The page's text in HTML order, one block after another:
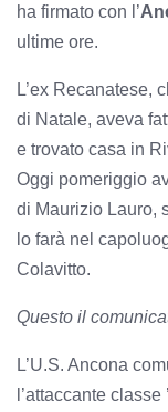
ha firmato con l’
ultime ore.
L’ex Recanatese,
di Natale, aveva
e trovato casa in
Oggi pomeriggio
di Maurizio Lauro,
lo farà nel
Colavitto.
Questo il
L’U.S. Ancona
l’attaccante